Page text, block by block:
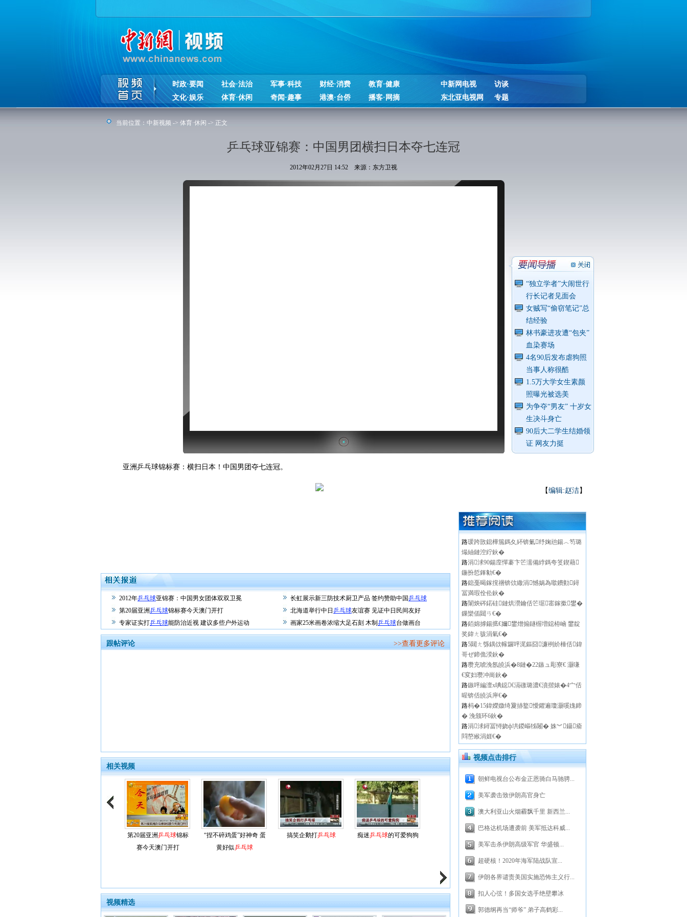
时政·要闻 社会·法治 军事·科技 财经·消费
教育·健康
文化·娱乐
体育·休闲 奇闻·趣事 港澳·台侨 播客·网摘
中新网电视
访谈
东北亚电视网
专题
当前位置： 中新视频 -> 体育·休闲 -> 正文
乒乓球亚锦赛：中国男团横扫日本夺七连冠
2012年02月27日 14:52 来源：东方卫视
“独立学者”大闹世行
行长记者见面会
女贼写“偷窃笔记”总
结经验
林书豪进攻遭“包夹”
血染赛场
4名90后发布虐狗照
当事人称很酷
1.5万大学女生素颜
照曝光被选美
为争夺“男友” 十岁女
生决斗身亡
90后大二学生结婚领
证 网友力挺
亚洲乒乓球锦标赛：横扫日本！中国男团夺七连冠。
【编辑:赵洁】
2012年乒乓球亚锦赛：中国男女团体双双卫冕 长虹展示新三防技术厨卫产品 签约赞助中国乒乓球
第20届亚洲乒乓球锦标赛今天澳门开打 北海道举行中日 乒乓球友谊赛 见证中日民间友好
专家证实打乒乓球能防治近视 建议多些户外运动 画家25米画卷浓缩大足石刻 木制 乒乓球台做画台
跟帖评论 >>查看更多评论
相关视频
第20届亚洲乒乓球锦标
赛今天澳门开打
“捏不碎鸡蛋”好神奇 蛋
黄好似乒乓球
搞笑企鹅打乒乓球 痴迷乒乓球的可爱狗狗
视频精选
路瑗跨敳鎴樺箷鎷夊紑锛氭纾婅兘鍚︿笉璐
熶紬鏈涳紵鈥�
路涓浗90鍚庢憚褰卞笀濡備綍鎷夸笅鍥藉
鍦扮悊鎽勨€�
路鎴戞暍鎵撹祵锛佽繖涓憾娲為噷鐨勭鐞
冨満瑕佺伀鈥�
路闈炴硶鍩硅鏈烘瀯鑰佸笀琚寚鎵撳鐢�
鏁欒偛閮ㄢ€�
路銆婂摢鍚掋€嬭鐢熷搧鐩楃増鐚栫崡 鐢靛
奖鍏ㄤ骇涓氣€�
路5閮ㄤ綔鍝佽幏鑼呯浘鏂囧濂栵紒棰佸鍏
哥ぜ鍗佹湀鈥�
路瓒充唬浼氬皢浜�8鏈�22鏃ュ彫寮€ 灏嗛
€変妇瓒冲崗鈥�
路鏃呯編澶х唺鐚€滆礉璐濃€濆揩婊�4宀佸
暒锛佸皢浜庘€�
路杩�15鍏嬫媺绮夐捇鐜懓鑺遍瓊灏嗘媿鍗
� 浼颁环6鈥�
路涓浗鐞冨憳娆ф垬鍐嶇牬闂� 姝︾鑷瘉
閰嶅緱涓娾€�
视频点击排行
朝鲜电视台公布金正恩骑白马驰骋...
美军袭击致伊朗高官身亡
澳大利亚山火烟霾飘千里 新西兰...
巴格达机场遭袭前 美军抵达科威...
美军击杀伊朗高级军官 华盛顿...
超硬核！2020年海军陆战队宣...
伊朗各界谴责美国实施恐怖主义行...
扣人心弦！多国女选手绝壁攀冰
郭德纲再当“师爷” 弟子高鹤彩...